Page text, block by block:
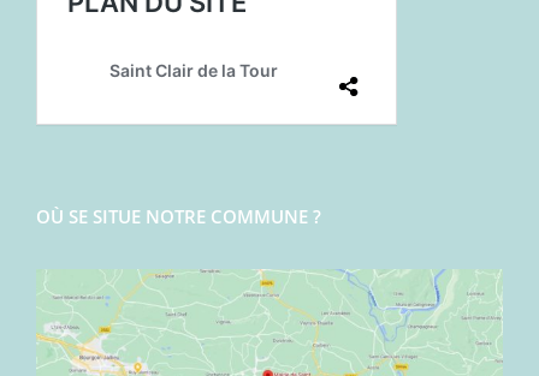
OÙ SE SITUE NOTRE COMMUNE ?